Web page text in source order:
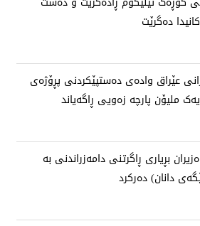
دەگرێت
عێراق وادەی دەستپێکردنی پڕۆژەی
ملیۆن پارچە زەویی ڕاگەیاند
بڕیاری ڕاگرتنی دامەزراندنی بە
دانان) دەرکرد